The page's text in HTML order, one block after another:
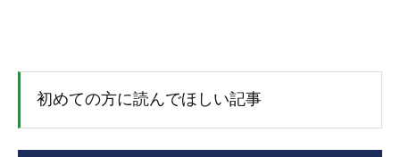
初めての方に読んでほしい記事